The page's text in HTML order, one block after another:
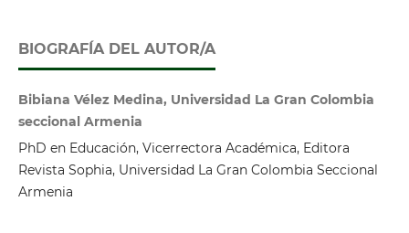
BIOGRAFÍA DEL AUTOR/A
Bibiana Vélez Medina, Universidad La Gran Colombia
seccional Armenia
PhD en Educación, Vicerrectora Académica, Editora
Revista Sophia, Universidad La Gran Colombia Seccional
Armenia